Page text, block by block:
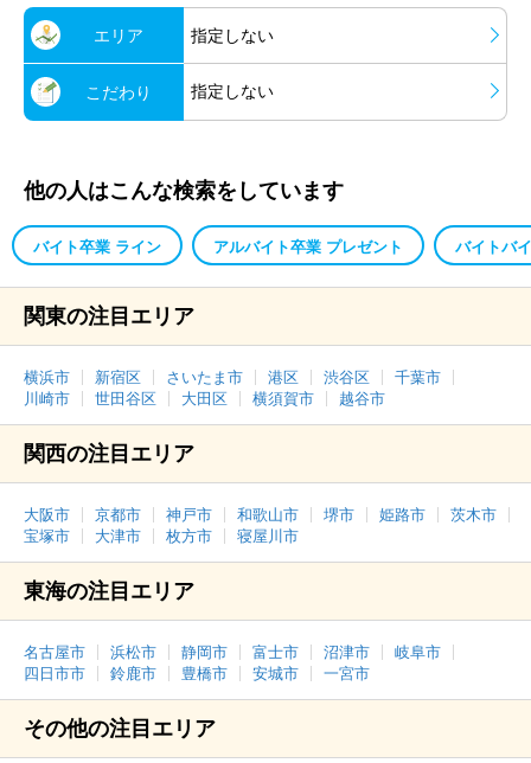
エリア 指定しない
こだわり 指定しない
他の人はこんな検索をしています
バイト卒業 ライン アルバイト卒業 プレゼント バイトバ
関東の注目エリア
横浜市 新宿区 さいたま市 港区 渋谷区
千葉市
川崎市
世田谷区 大田区 横須賀市 越谷市
関西の注目エリア
大阪市 京都市 神戸市 和歌山市 堺市 姫路市
茨木市
宝塚市
大津市 枚方市 寝屋川市
東海の注目エリア
名古屋市 浜松市 静岡市 富士市 沼津市
岐阜市
四日市市
鈴鹿市 豊橋市 安城市 一宮市
その他の注目エリア